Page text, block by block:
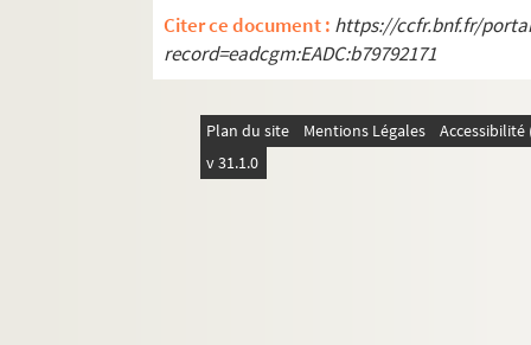
Citer ce document : https://ccfr.bnf.fr/
record=eadcgm:EADC:b79792171
Plan du site Mentions Légales
v 31.1.0